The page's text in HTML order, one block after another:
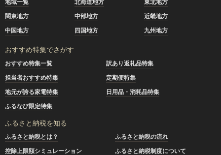
地域一覧 北海道地方
東北地方
関東地方
中部地方
近畿地方
中国地方
四国地方 九州地方
おすすめ特集でさがす
おすすめ特集一覧
訳あり返礼品特集
担当者おすすめ特集
定期便特集
地元が誇る家電特集
日用品・消耗品特集
ふるなび限定特集
ふるさと納税を知る
ふるさと納税とは？
ふるさと納税の流れ
控除上限額シミュレーション
ふるさと納税制度について